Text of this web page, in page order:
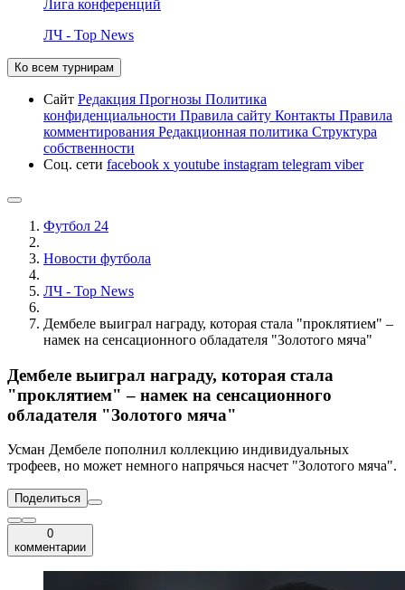
Лига конференций
ЛЧ - Top News
Ко всем турнирам
Сайт Редакция Прогнозы Политика
конфиденциальности Правила сайту Контакты Правила
комментирования Редакционная политика Структура
собственности
Соц. сети facebook x youtube instagram telegram viber
Футбол 24
Новости футбола
ЛЧ - Top News
Дембеле выиграл награду, которая стала "проклятием" –
намек на сенсационного обладателя "Золотого мяча"
Дембеле выиграл награду, которая стала
"проклятием" – намек на сенсационного
обладателя "Золотого мяча"
Усман Дембеле пополнил коллекцию индивидуальных
трофеев, но может немного напрячься насчет "Золотого мяча".
Поделиться
0
комментарии